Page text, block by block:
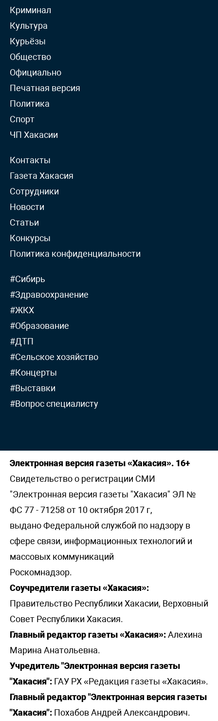
Криминал
Культура
Курьёзы
Общество
Официально
Печатная версия
Политика
Спорт
ЧП Хакасии
Контакты
Газета Хакасия
Сотрудники
Новости
Статьи
Конкурсы
Политика конфиденциальности
#Сибирь
#Здравоохранение
#ЖКХ
#Образование
#ДТП
#Сельское хозяйство
#Концерты
#Выставки
#Вопрос специалисту
Электронная версия газеты «Хакасия». 16+
Свидетельство о регистрации СМИ
"Электронная версия газеты "Хакасия" ЭЛ №
ФС 77 - 71258 от 10 октября 2017 г,
выдано Федеральной службой по надзору в
сфере связи, информационных технологий и
массовых коммуникаций
Роскомнадзор.
Соучредители газеты «Хакасия»:
Правительство Республики Хакасии, Верховный
Совет Республики Хакасия.
Главный редактор газеты «Хакасия»:Алехина
Марина Анатольевна.
Учредитель "Электронная версия газеты
"Хакасия": ГАУ РХ «Редакция газеты «Хакасия».
Главный редактор "Электронная версия газеты
"Хакасия": Похабов Андрей Александрович.